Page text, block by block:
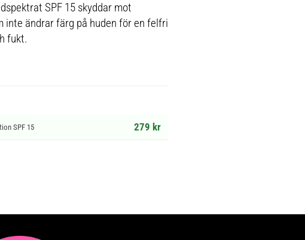
SPF 15 skyddar mot
inte ändrar färg på huden för en felfri
fukt.
SPF 15 279 kr